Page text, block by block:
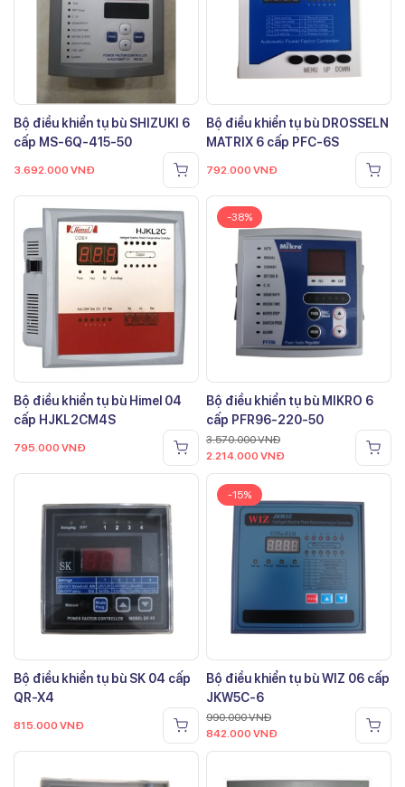
Bộ điều khiển tụ bù SHIZUKI 6
cấp MS-6Q-415-50
3.692.000 VNĐ
Bộ điều khiển tụ bù DROSSELN
MATRIX 6 cấp PFC-6S
792.000 VNĐ
Bộ điều khiển tụ bù Himel 04
cấp HJKL2CM4S
795.000 VNĐ
-38%
Bộ điều khiển tụ bù MIKRO 6
cấp PFR96-220-50
3.570.000VNĐ
2.214.000 VNĐ
Bộ điều khiển tụ bù SK 04 cấp
QR-X4
815.000 VNĐ
-15%
Bộ điều khiển tụ bù WIZ 06 cấp
JKW5C-6
990.000VNĐ
842.000 VNĐ